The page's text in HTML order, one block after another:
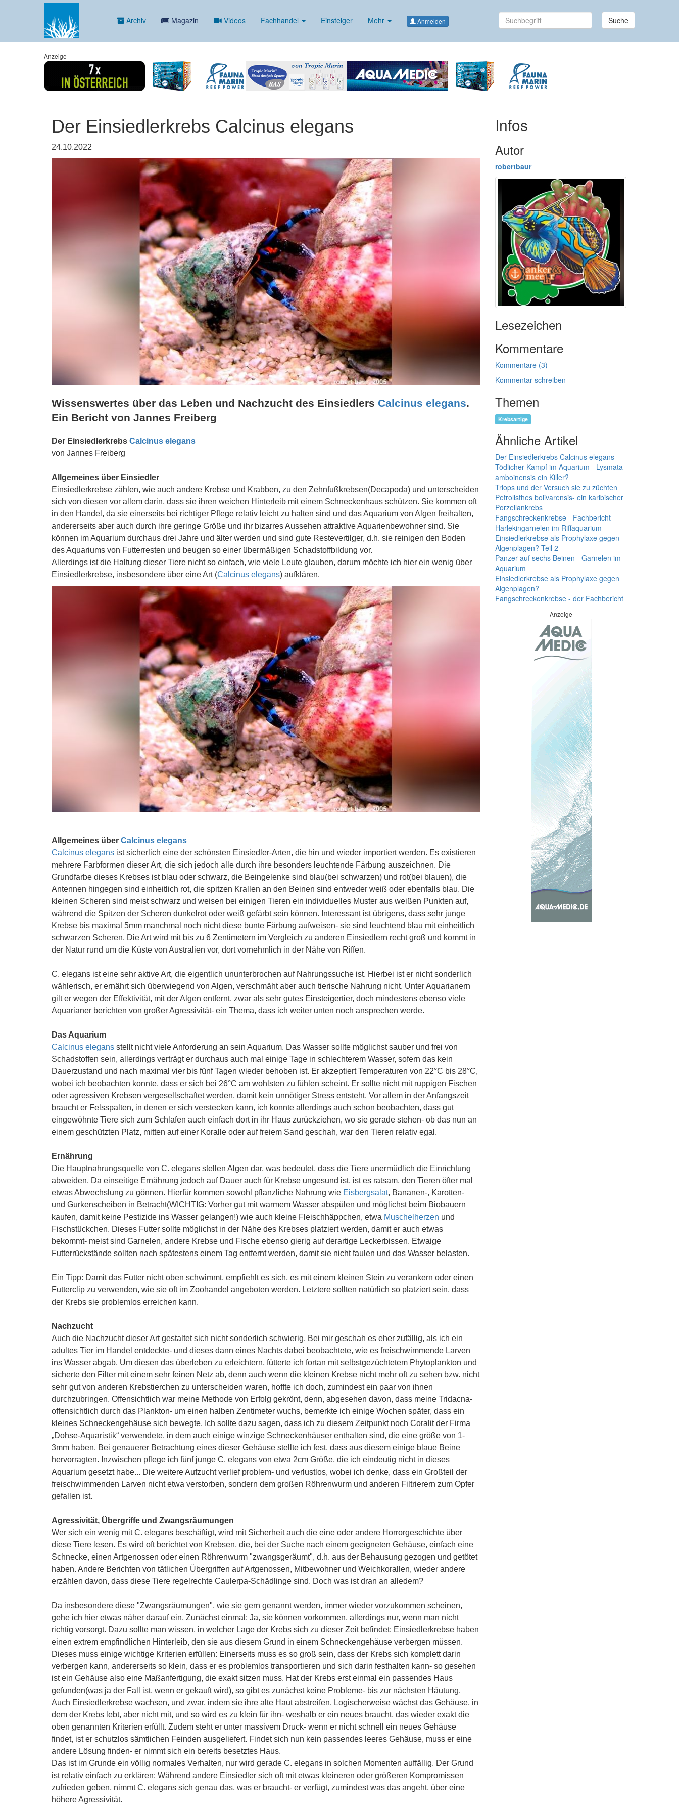
Archiv Magazin Videos Fachhandel Einsteiger Mehr Anmelden Suche
Anzeige
Der Einsiedlerkrebs Calcinus elegans
24.10.2022
Wissenswertes über das Leben und Nachzucht des Einsiedlers Calcinus elegans.
Ein Bericht von Jannes Freiberg
Der Einsiedlerkrebs Calcinus elegans
von Jannes Freiberg
Allgemeines über Einsiedler
Einsiedlerkrebse zählen, wie auch andere Krebse und Krabben, zu den Zehnfußkrebsen(Decapoda) und unterscheiden
sich von diesen vor allem darin, dass sie ihren weichen Hinterleib mit einem Schneckenhaus schützen. Sie kommen oft
in den Handel, da sie einerseits bei richtiger Pflege relativ leicht zu halten sind und das Aquarium von Algen freihalten,
andererseits aber auch durch ihre geringe Größe und ihr bizarres Aussehen attraktive Aquarienbewohner sind. Sie
können im Aquarium durchaus drei Jahre und älter werden und sind gute Restevertilger, d.h. sie reinigen den Boden
des Aquariums von Futterresten und beugen so einer übermäßigen Schadstoffbildung vor.
Allerdings ist die Haltung dieser Tiere nicht so einfach, wie viele Leute glauben, darum möchte ich hier ein wenig über
Einsiedlerkrebse, insbesondere über eine Art (Calcinus elegans) aufklären.
Allgemeines über Calcinus elegans
Calcinus elegans ist sicherlich eine der schönsten Einsiedler-Arten, die hin und wieder importiert werden. Es existieren
mehrere Farbformen dieser Art, die sich jedoch alle durch ihre besonders leuchtende Färbung auszeichnen. Die
Grundfarbe dieses Krebses ist blau oder schwarz, die Beingelenke sind blau(bei schwarzen) und rot(bei blauen), die
Antennen hingegen sind einheitlich rot, die spitzen Krallen an den Beinen sind entweder weiß oder ebenfalls blau. Die
kleinen Scheren sind meist schwarz und weisen bei einigen Tieren ein individuelles Muster aus weißen Punkten auf,
während die Spitzen der Scheren dunkelrot oder weiß gefärbt sein können. Interessant ist übrigens, dass sehr junge
Krebse bis maximal 5mm manchmal noch nicht diese bunte Färbung aufweisen- sie sind leuchtend blau mit einheitlich
schwarzen Scheren. Die Art wird mit bis zu 6 Zentimetern im Vergleich zu anderen Einsiedlern recht groß und kommt in
der Natur rund um die Küste von Australien vor, dort vornehmlich in der Nähe von Riffen.
C. elegans ist eine sehr aktive Art, die eigentlich ununterbrochen auf Nahrungssuche ist. Hierbei ist er nicht sonderlich
wählerisch, er ernährt sich überwiegend von Algen, verschmäht aber auch tierische Nahrung nicht. Unter Aquarianern
gilt er wegen der Effektivität, mit der Algen entfernt, zwar als sehr gutes Einsteigertier, doch mindestens ebenso viele
Aquarianer berichten von großer Agressivität- ein Thema, dass ich weiter unten noch ansprechen werde.
Das Aquarium
Calcinus elegans stellt nicht viele Anforderung an sein Aquarium. Das Wasser sollte möglichst sauber und frei von
Schadstoffen sein, allerdings verträgt er durchaus auch mal einige Tage in schlechterem Wasser, sofern das kein
Dauerzustand und nach maximal vier bis fünf Tagen wieder behoben ist. Er akzeptiert Temperaturen von 22°C bis 28°C,
wobei ich beobachten konnte, dass er sich bei 26°C am wohlsten zu fühlen scheint. Er sollte nicht mit ruppigen Fischen
oder agressiven Krebsen vergesellschaftet werden, damit kein unnötiger Stress entsteht. Vor allem in der Anfangszeit
braucht er Felsspalten, in denen er sich verstecken kann, ich konnte allerdings auch schon beobachten, dass gut
eingewöhnte Tiere sich zum Schlafen auch einfach dort in ihr Haus zurückziehen, wo sie gerade stehen- ob das nun an
einem geschützten Platz, mitten auf einer Koralle oder auf freiem Sand geschah, war den Tieren relativ egal.
Ernährung
Die Hauptnahrungsquelle von C. elegans stellen Algen dar, was bedeutet, dass die Tiere unermüdlich die Einrichtung
abweiden. Da einseitige Ernährung jedoch auf Dauer auch für Krebse ungesund ist, ist es ratsam, den Tieren öfter mal
etwas Abwechslung zu gönnen. Hierfür kommen sowohl pflanzliche Nahrung wie Eisbergsalat, Bananen-, Karotten-
und Gurkenscheiben in Betracht(WICHTIG: Vorher gut mit warmem Wasser abspülen und möglichst beim Biobauern
kaufen, damit keine Pestizide ins Wasser gelangen!) wie auch kleine Fleischhäppchen, etwa Muschelherzen und
Fischstückchen. Dieses Futter sollte möglichst in der Nähe des Krebses platziert werden, damit er auch etwas
bekommt- meist sind Garnelen, andere Krebse und Fische ebenso gierig auf derartige Leckerbissen. Etwaige
Futterrückstände sollten nach spätestens einem Tag entfernt werden, damit sie nicht faulen und das Wasser belasten.
Ein Tipp: Damit das Futter nicht oben schwimmt, empfiehlt es sich, es mit einem kleinen Stein zu verankern oder einen
Futterclip zu verwenden, wie sie oft im Zoohandel angeboten werden. Letztere sollten natürlich so platziert sein, dass
der Krebs sie problemlos erreichen kann.
Nachzucht
Auch die Nachzucht dieser Art gestaltet sich nicht sonderlich schwierig. Bei mir geschah es eher zufällig, als ich ein
adultes Tier im Handel entdeckte- und dieses dann eines Nachts dabei beobachtete, wie es freischwimmende Larven
ins Wasser abgab. Um diesen das überleben zu erleichtern, fütterte ich fortan mit selbstgezüchtetem Phytoplankton und
sicherte den Filter mit einem sehr feinen Netz ab, denn auch wenn die kleinen Krebse nicht mehr oft zu sehen bzw. nicht
sehr gut von anderen Krebstierchen zu unterscheiden waren, hoffte ich doch, zumindest ein paar von ihnen
durchzubringen. Offensichtlich war meine Methode von Erfolg gekrönt, denn, abgesehen davon, dass meine Tridacna-
offensichtlich durch das Plankton- um einen halben Zentimeter wuchs, bemerkte ich einige Wochen später, dass ein
kleines Schneckengehäuse sich bewegte. Ich sollte dazu sagen, dass ich zu diesem Zeitpunkt noch Coralit der Firma
„Dohse-Aquaristik“ verwendete, in dem auch einige winzige Schneckenhäuser enthalten sind, die eine größe von 1-
3mm haben. Bei genauerer Betrachtung eines dieser Gehäuse stellte ich fest, dass aus diesem einige blaue Beine
hervorragten. Inzwischen pflege ich fünf junge C. elegans von etwa 2cm Größe, die ich eindeutig nicht in dieses
Aquarium gesetzt habe... Die weitere Aufzucht verlief problem- und verlustlos, wobei ich denke, dass ein Großteil der
freischwimmenden Larven nicht etwa verstorben, sondern dem großen Röhrenwurm und anderen Filtrierern zum Opfer
gefallen ist.
Agressivität, Übergriffe und Zwangsräumungen
Wer sich ein wenig mit C. elegans beschäftigt, wird mit Sicherheit auch die eine oder andere Horrorgeschichte über
diese Tiere lesen. Es wird oft berichtet von Krebsen, die, bei der Suche nach einem geeigneten Gehäuse, einfach eine
Schnecke, einen Artgenossen oder einen Röhrenwurm "zwangsgeräumt", d.h. aus der Behausung gezogen und getötet
haben. Andere Berichten von tätlichen Übergriffen auf Artgenossen, Mitbewohner und Weichkorallen, wieder andere
erzählen davon, dass diese Tiere regelrechte Caulerpa-Schädlinge sind. Doch was ist dran an alledem?
Da insbesondere diese "Zwangsräumungen", wie sie gern genannt werden, immer wieder vorzukommen scheinen,
gehe ich hier etwas näher darauf ein. Zunächst einmal: Ja, sie können vorkommen, allerdings nur, wenn man nicht
richtig vorsorgt. Dazu sollte man wissen, in welcher Lage der Krebs sich zu dieser Zeit befindet: Einsiedlerkrebse haben
einen extrem empfindlichen Hinterleib, den sie aus diesem Grund in einem Schneckengehäuse verbergen müssen.
Dieses muss einige wichtige Kriterien erfüllen: Einerseits muss es so groß sein, dass der Krebs sich komplett darin
verbergen kann, andererseits so klein, dass er es problemlos transportieren und sich darin festhalten kann- so gesehen
ist ein Gehäuse also eine Maßanfertigung, die exakt sitzen muss. Hat der Krebs erst einmal ein passendes Haus
gefunden(was ja der Fall ist, wenn er gekauft wird), so gibt es zunächst keine Probleme- bis zur nächsten Häutung.
Auch Einsiedlerkrebse wachsen, und zwar, indem sie ihre alte Haut abstreifen. Logischerweise wächst das Gehäuse, in
dem der Krebs lebt, aber nicht mit, und so wird es zu klein für ihn- weshalb er ein neues braucht, das wieder exakt die
oben genannten Kriterien erfüllt. Zudem steht er unter massivem Druck- wenn er nicht schnell ein neues Gehäuse
findet, ist er schutzlos sämtlichen Feinden ausgeliefert. Findet sich nun kein passendes leeres Gehäuse, muss er eine
andere Lösung finden- er nimmt sich ein bereits besetztes Haus.
Das ist im Grunde ein völlig normales Verhalten, nur wird gerade C. elegans in solchen Momenten auffällig. Der Grund
ist relativ einfach zu erklären: Während andere Einsiedler sich oft mit etwas kleineren oder größeren Kompromissen
zufrieden geben, nimmt C. elegans sich genau das, was er braucht- er verfügt, zumindest was das angeht, über eine
höhere Agressivität.
Infos
Autor
robertbaur
Lesezeichen
Kommentare
Kommentare (3)
Kommentar schreiben
Themen
Krebsartige
Ähnliche Artikel
Der Einsiedlerkrebs Calcinus elegans
Tödlicher Kampf im Aquarium - Lysmata
amboinensis ein Killer?
Triops und der Versuch sie zu züchten
Petrolisthes bolivarensis- ein karibischer
Porzellankrebs
Fangschreckenkrebse - Fachbericht
Harlekingarnelen im Riffaquarium
Einsiedlerkrebse als Prophylaxe gegen
Algenplagen? Teil 2
Panzer auf sechs Beinen - Garnelen im
Aquarium
Einsiedlerkrebse als Prophylaxe gegen
Algenplagen?
Fangschreckenkrebse - der Fachbericht
Anzeige